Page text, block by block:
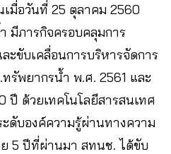
มื่อวันที่ 25 ตุลาคม 2560
มีภารกิจครอบคลุมการ
ะขับเคลื่อนการบริหารจัดการ
รัพยากรน้ำ พ.ศ. 2561 และ
ด้วยเทคโนโลยีสารสนเทศ
ดับองค์ความรู้ผ่านทางความ
ย 5 ปีที่ผ่านมา สทนช. ได้ขับ